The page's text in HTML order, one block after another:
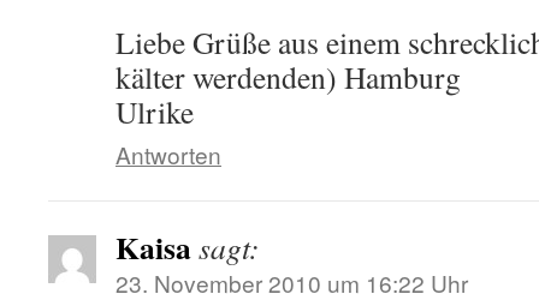
Liebe Grüße aus einem
kälter werdenden) Hamburg
Ulrike
Antworten
Kaisasagt:
23. November 2010 um 16:22 Uhr